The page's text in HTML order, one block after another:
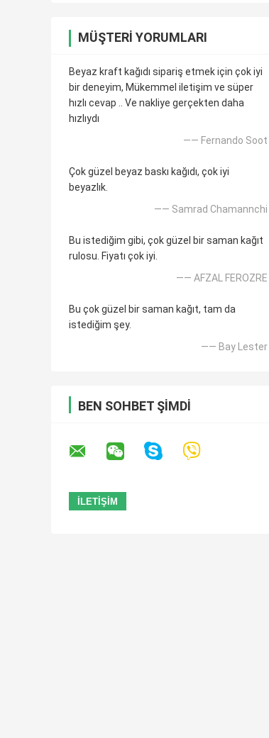
MÜŞTERI YORUMLARI
Beyaz kraft kağıdı sipariş etmek için çok iyi
bir deneyim, Mükemmel iletişim ve süper
hızlı cevap .. Ve nakliye gerçekten daha
hızlıydı
—— Fernando Soot
Çok güzel beyaz baskı kağıdı, çok iyi
beyazlık.
—— Samrad Chamannchi
Bu istediğim gibi, çok güzel bir saman kağıt
rulosu. Fiyatı çok iyi.
—— AFZAL FEROZRE
Bu çok güzel bir saman kağıt, tam da
istediğim şey.
—— Bay Lester
BEN SOHBET ŞIMDI